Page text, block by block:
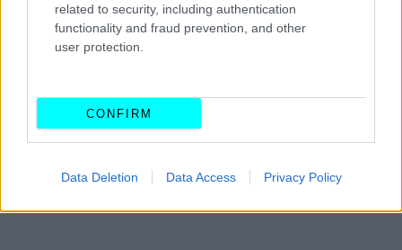
related to security, including authentication
functionality and fraud prevention, and other
user protection.
CONFIRM
Data Deletion Data Access Privacy Policy